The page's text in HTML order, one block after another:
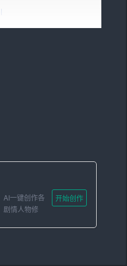
距等。严谨的格式有
公文中涉及的专业术
先要明确写作目的，
AI一键创作各
剧情人物修
开始创作